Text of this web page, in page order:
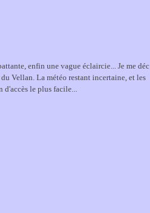
enfin une vague éclaircie... Je me déc
Vellan. La météo restant incertaine, et les
d'accès le plus facile...